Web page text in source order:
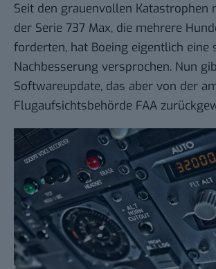
Seit den grauenvollen Katastrophen
der Serie 737 Max, die mehrere
forderten, hat Boeing eigentlich eine
Nachbesserung versprochen. Nun
Softwareupdate, das aber von der
Flugaufsichtsbehörde FAA